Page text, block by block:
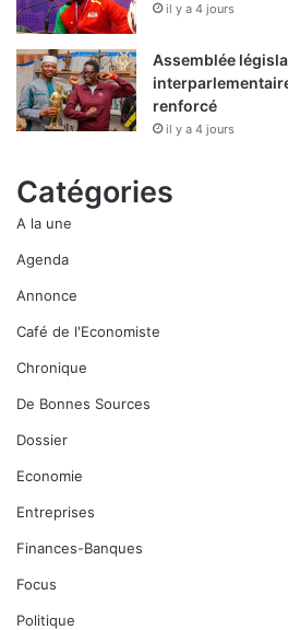
il y a 4 jours
Assemblée
renforcé
il y a 4 jours
Catégories
A la une
Agenda
Annonce
Café de l'Economiste
Chronique
De Bonnes Sources
Dossier
Economie
Entreprises
Finances-Banques
Focus
Politique